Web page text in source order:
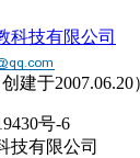
科技有限公司
创建于2007.06.20
号-6
技有限公司